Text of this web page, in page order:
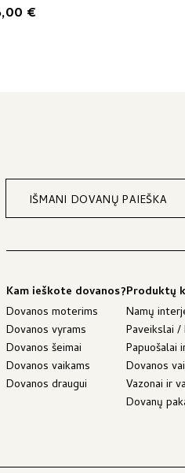
€
IŠMANI DOVANŲ PAIEŠKA
Kam ieškote dovanos?
Dovanos moterims
Dovanos vyrams
Dovanos šeimai
Dovanos vaikams
Dovanos draugui
Produktų
Namų
Paveikslai /
Papuošalai
Dovanos
Vazonai ir
Dovanų